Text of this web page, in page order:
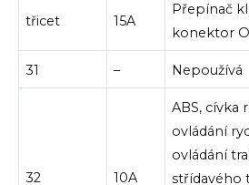
třicet 15A
Přepínač
konektor
31 – Nepoužívá
32 10A
ABS, cívka
ovládání
ovládání
střídavého